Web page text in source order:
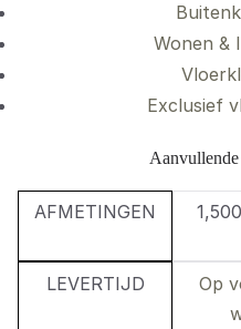
Wonen &
Exclusief
AFMETINGEN
LEVERTIJD
Op